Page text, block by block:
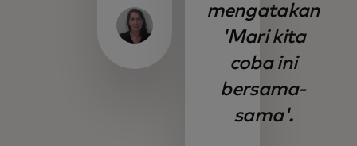
mengatakan
'Mari kita
coba ini
bersama-
sama'.